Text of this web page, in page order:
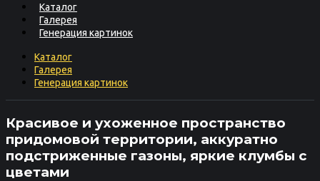
Каталог
Галерея
Генерация картинок
Каталог
Галерея
Генерация картинок
Красивое и ухоженное пространство
придомовой территории, аккуратно
подстриженные газоны, яркие клумбы с
цветами